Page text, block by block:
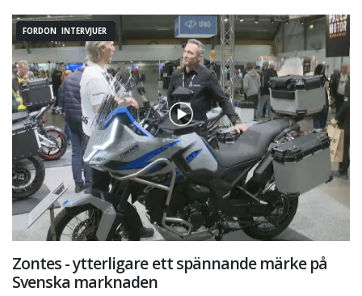
FORDON INTERVJUER
Zontes - ytterligare ett spännande märke på
Svenska marknaden